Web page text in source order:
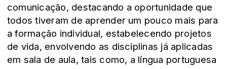
comunicação, destacando a oportunidade que
todos tiveram de aprender um pouco mais para
a formação individual, estabelecendo projetos
de vida, envolvendo as disciplinas já aplicadas
em sala de aula, tais como, a língua portuguesa